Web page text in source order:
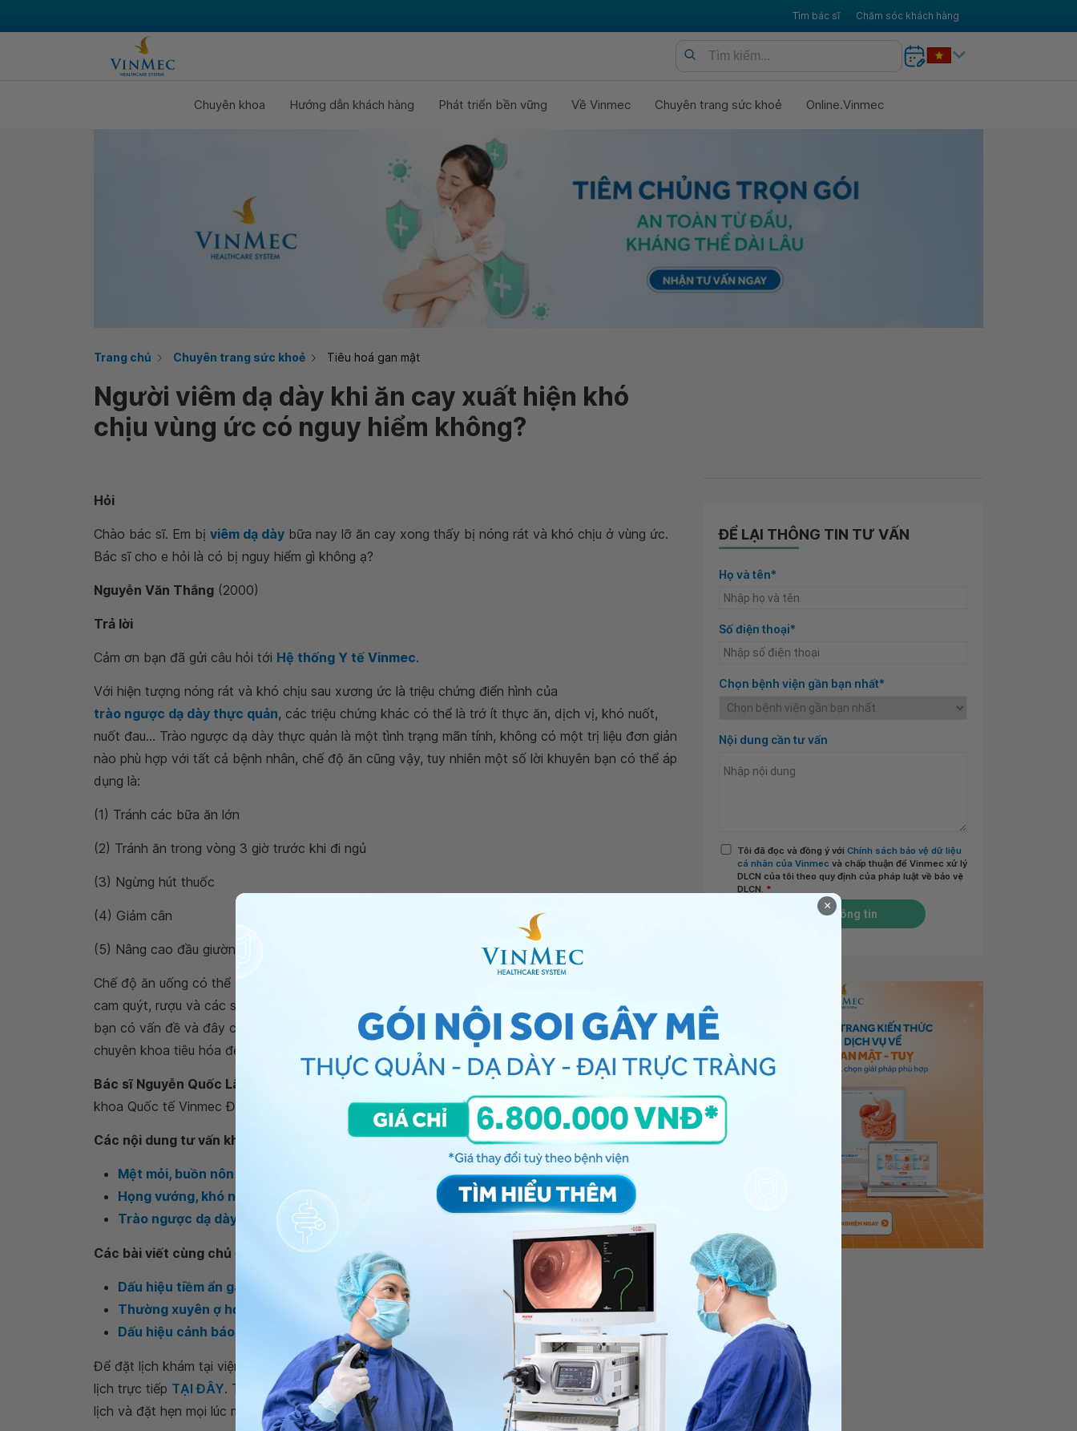
Tìm bác sĩ Chăm sóc khách hàng
Chuyên khoa Hướng dẫn khách hàng Phát triển bền vững Về Vinmec Chuyên trang sức khoẻ Online.Vinmec
Trang chủ Chuyên trang sức khoẻ Tiêu hoá gan mật
Người viêm dạ dày khi ăn cay xuất hiện khó
chịu vùng ức có nguy hiểm không?
Hỏi
Chào bác sĩ. Em bị viêm dạ dày bữa nay lỡ ăn cay xong thấy bị nóng rát và khó chịu ở vùng ức.
Bác sĩ cho e hỏi là có bị nguy hiểm gì không ạ?
Nguyễn Văn Thắng (2000)
Trả lời
Cảm ơn bạn đã gửi câu hỏi tới Hệ thống Y tế Vinmec.
Với hiện tượng nóng rát và khó chịu sau xương ức là triệu chứng điển hình của
trào ngược dạ dày thực quản, các triệu chứng khác có thể là trớ ít thực ăn, dịch vị, khó nuốt,
nuốt đau... Trào ngược dạ dày thực quản là một tình trạng mãn tính, không có một trị liệu đơn giản
nào phù hợp với tất cả bệnh nhân, chế độ ăn cũng vậy, tuy nhiên một số lời khuyên bạn có thể áp
dụng là:
(1) Tránh các bữa ăn lớn
(2) Tránh ăn trong vòng 3 giờ trước khi đi ngủ
(3) Ngừng hút thuốc
(4) Giảm cân
(5) Nâng cao đầu giường lên 15cm nếu có triệu chứng về đêm
Chế độ ăn uống có thể được sửa đổi để giảm thiểu các thực phẩm giàu chất béo, sôcôla, caffeine,
cam quýt, rượu và các sản phẩm cà chua. Nếu bạn có triệu chứng sau ăn cay có thể
dạ dày
bạn có vấn đề và đây có thể là nguyên nhân gây trào ngược dễ dàng hơn. Bạn nên đến khám tại
chuyên khoa tiêu hóa để được kiểm tra và điều trị tình trạng trên triệt để hơn bạn nhé.
Bác sĩ Nguyễn Quốc Lân
- Bác sĩ Nội soi tiêu hóa - Khoa Khám bệnh & Nội khoa - Bệnh viện Đa
khoa Quốc tế Vinmec Đà Nẵng.
Các nội dung tư vấn khác
Mệt mỏi, buồn nôn có phải bị trào ngược dạ dày?
Họng vướng, khó nuốt dấu hiệu cảnh báo bệnh gì?
Trào ngược dạ dày có phương pháp điều trị nào?
Các bài viết cùng chủ đề
Dấu hiệu tiềm ẩn gây trào ngược dạ dày thực quản
Thường xuyên ợ hơi nhiều sau ăn, có nên đi khám?
Dấu hiệu cảnh báo viêm dạ dày ở trẻ em bố mẹ cần biết
Để đặt lịch khám tại viện, Quý khách vui lòng bấm sốHOTLINE , đặt muaGÓI DỊCH VỤhoặc đặt
lịch trực tiếp TẠI ĐÂY. Tải và đặt lịch khám tự động trên ứng dụng My Vinmec để quản lý, theo dõi
lịch và đặt hẹn mọi lúc mọi nơi ngay trên ứng dụng.
ĐỂ LẠI THÔNG TIN TƯ VẤN
Họ và tên*
Số điện thoại*
Chọn bệnh viện gần bạn nhất*
Nội dung cần tư vấn
Tôi đã đọc và đồng ý với Chính sách bảo vệ dữ liệu
cá nhân của Vinmec và chấp thuận để Vinmec xử lý
DLCN của tôi theo quy định của pháp luật về bảo vệ
DLCN. *
Gửi thông tin
×